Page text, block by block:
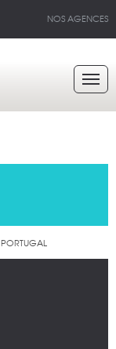
NOS AGENCES
PORTUGAL